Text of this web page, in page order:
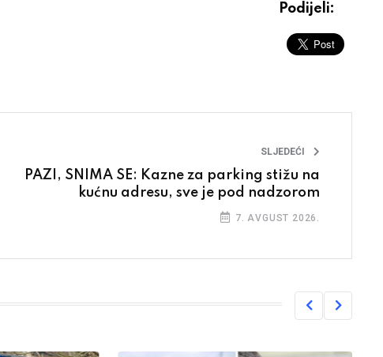
Podijeli:
SLJEDEĆI
PAZI, SNIMA SE: Kazne za parking stižu na
kućnu adresu, sve je pod nadzorom
7. AVGUST 2026.